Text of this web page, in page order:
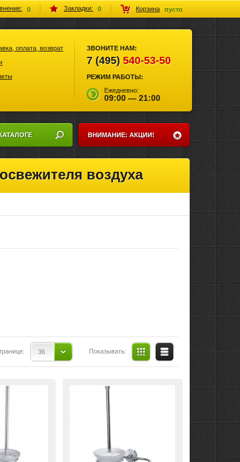
0 Закладки: 0 Корзина пусто
оплата, возврат
ЗВОНИТЕ НАМ:
7 (495) 540-53-50
РЕЖИМ РАБОТЫ:
Ежедневно:
09:00 — 21:00
ВНИМАНИЕ: АКЦИИ!
воздуха
36 Показывать: